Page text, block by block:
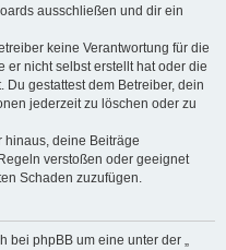
ausschließen und dir ein
keine Verantwortung für die
er nicht selbst erstellt hat oder die
gestattest dem Betreiber, dein
jederzeit zu löschen oder zu
hinaus, deine Beiträge
verstoßen oder geeignet
Schaden zuzufügen.
bei phpBB um eine unter der „